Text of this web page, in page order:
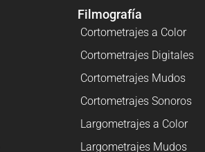
Filmografía
Cortometrajes a Color
Cortometrajes Digitales
Cortometrajes Mudos
Cortometrajes Sonoros
Largometrajes a Color
Largometrajes Mudos